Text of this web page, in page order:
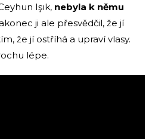
Işık, nebyla k němu
ji ale přesvědčil, že jí
že jí ostříhá a upraví vlasy.
lépe.